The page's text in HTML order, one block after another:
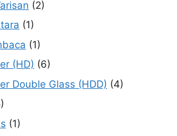
(2)
(1)
(1)
(HD) (6)
Double Glass (HDD) (4)
(1)